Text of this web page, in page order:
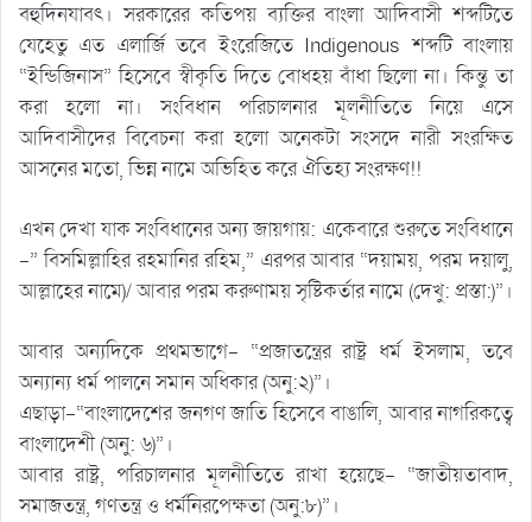
বহুদিনযাবৎ। সরকারের কতিপয় ব্যক্তির বাংলা আদিবাসী শব্দটিতে
যেহেতু এত এলার্জি তবে ইংরেজিতে Indigenous শব্দটি বাংলায়
“ইন্ডিজিনাস” হিসেবে স্বীকৃতি দিতে বোধহয় বাঁধা ছিলো না। কিন্তু তা
করা হলো না। সংবিধান পরিচালনার মূলনীতিতে নিয়ে এসে
আদিবাসীদের বিবেচনা করা হলো অনেকটা সংসদে নারী সংরক্ষিত
আসনের মতো, ভিন্ন নামে অভিহিত করে ঐতিহ্য সংরক্ষণ!!
এখন দেখা যাক সংবিধানের অন্য জায়গায়: একেবারে শুরুতে সংবিধানে
-” বিসমিল্লাহির রহমানির রহিম,” এরপর আবার “দয়াময়, পরম দয়ালু,
আল্লাহের নামে)/ আবার পরম করুণাময় সৃষ্টিকর্তার নামে (দেখু: প্রস্তা:)”।
আবার অন্যদিকে প্রথমভাগে- “প্রজাতন্ত্রের রাষ্ট্র ধর্ম ইসলাম, তবে
অন্যান্য ধর্ম পালনে সমান অধিকার (অনু:২)”।
এছাড়া-“বাংলাদেশের জনগণ জাতি হিসেবে বাঙালি, আবার নাগরিকত্বে
বাংলাদেশী (অনু: ৬)”।
আবার রাষ্ট্র, পরিচালনার মূলনীতিতে রাখা হয়েছে- “জাতীয়তাবাদ,
সমাজতন্ত্র, গণতন্ত্র ও ধর্মনিরপেক্ষতা (অনু:৮)”।